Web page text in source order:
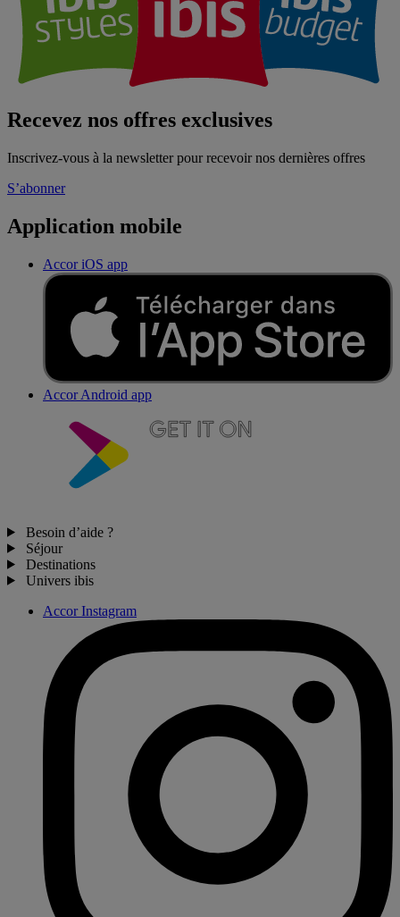
Recevez nos offres exclusives
Inscrivez-vous à la newsletter pour recevoir nos dernières offres
S’abonner
Application mobile
Accor iOS app
Accor Android app
Besoin d’aide ?
Séjour
Destinations
Univers ibis
Accor Instagram